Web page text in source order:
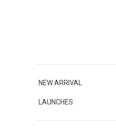
NEW ARRIVAL
LAUNCHES